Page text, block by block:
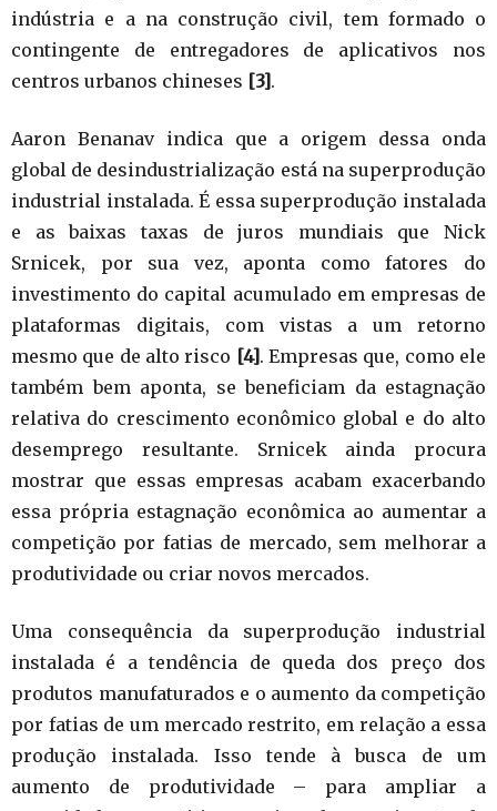
indústria e a na construção civil, tem formado o
contingente de entregadores de aplicativos nos
centros urbanos chineses [3].
Aaron Benanav indica que a origem dessa onda
global de desindustrialização está na superprodução
industrial instalada. É essa superprodução instalada
e as baixas taxas de juros mundiais que Nick
Srnicek, por sua vez, aponta como fatores do
investimento do capital acumulado em empresas de
plataformas digitais, com vistas a um retorno
mesmo que de alto risco [4]. Empresas que, como ele
também bem aponta, se beneficiam da estagnação
relativa do crescimento econômico global e do alto
desemprego resultante. Srnicek ainda procura
mostrar que essas empresas acabam exacerbando
essa própria estagnação econômica ao aumentar a
competição por fatias de mercado, sem melhorar a
produtividade ou criar novos mercados.
Uma consequência da superprodução industrial
instalada é a tendência de queda dos preço dos
produtos manufaturados e o aumento da competição
por fatias de um mercado restrito, em relação a essa
produção instalada. Isso tende à busca de um
aumento de produtividade – para ampliar a